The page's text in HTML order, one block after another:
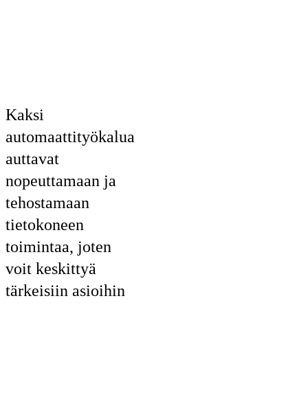
Kaksi
automaattityökalua
auttavat
nopeuttamaan ja
tehostamaan
tietokoneen
toimintaa, joten
voit keskittyä
tärkeisiin asioihin